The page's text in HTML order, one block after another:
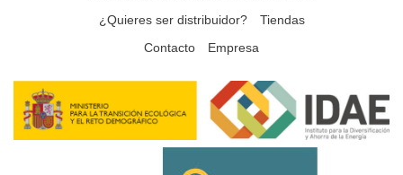
¿Quieres ser distribuidor?
Tiendas
Contacto
Empresa